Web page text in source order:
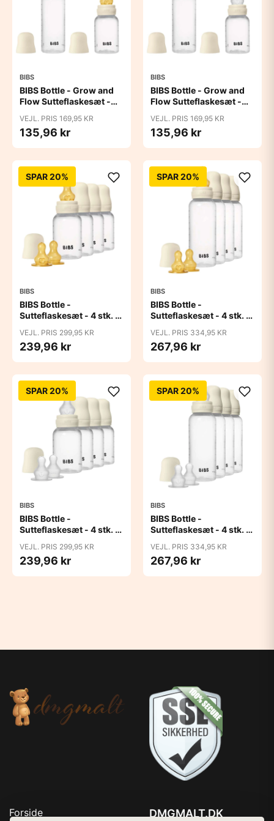
BIBS
BIBS Bottle - Grow and
Flow Sutteflaskesæt -
Naturgummi/Rund -
150ml/270ml - 2-Pak -
VEJL. PRIS 169,95 KR
135,96 kr
BIBS
BIBS Bottle - Grow and
Flow Sutteflaskesæt -
150ml/270ml - 2-Pak -
Ivory
VEJL. PRIS 169,95 KR
135,96 kr
SPAR 20%
BIBS
BIBS Bottle -
Sutteflaskesæt - 4 stk. -
150ml - Ivory
VEJL. PRIS 299,95 KR
239,96 kr
SPAR 20%
BIBS
BIBS Bottle -
Sutteflaskesæt - 4 stk. -
270ml - Ivory
VEJL. PRIS 334,95 KR
267,96 kr
SPAR 20%
BIBS
BIBS Bottle -
Sutteflaskesæt - 4 stk. -
- Ivory
VEJL. PRIS 299,95 KR
239,96 kr
SPAR 20%
BIBS
BIBS Bottle -
Sutteflaskesæt - 4 stk. -
270ml - Ivory
VEJL. PRIS 334,95 KR
267,96 kr
Forside DMGMALT.DK